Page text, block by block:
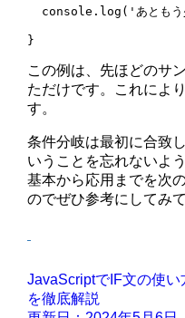
console.log('あともう
この例は、先ほどのサ
ただけです。これによ
す。
条件分岐は最初に合致
いうことを忘れないよ
基本から応用までを次
のでぜひ参考にしてみ
JavaScriptでIF文の使
を徹底解説